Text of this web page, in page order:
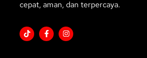
cepat, aman, dan terpercaya.